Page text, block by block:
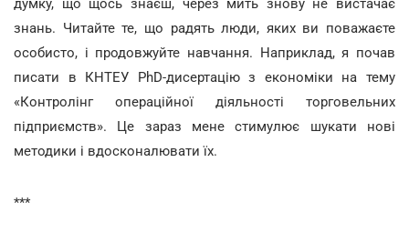
думку, що щось знаєш, через мить знову не вистачає
знань. Читайте те, що радять люди, яких ви поважаєте
особисто, і продовжуйте навчання. Наприклад, я почав
писати в КНТЕУ PhD-дисертацію з економіки на тему
«Контролінг операційної діяльності торговельних
підприємств». Це зараз мене стимулює шукати нові
методики і вдосконалювати їх.
***